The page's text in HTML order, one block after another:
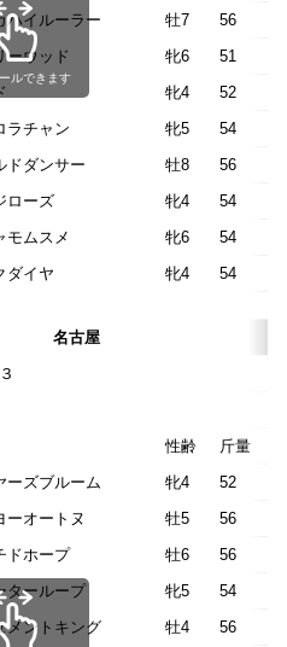
ハイルーラー 牡7 56
ーウッド 牝6 51
イド 牝4 52
ラチャン 牝5 54
ドダンサー 牡8 56
ジローズ 牝4 54
モムスメ 牝6 54
クダイヤ 牝4 54
ルできます
名古屋
－
性齢 斤量
ーズブルーム 牝4 52
ーオートヌ 牡5 56
ドホープ 牡6 56
ターループ 牝5 54
メントキング 牡4 56